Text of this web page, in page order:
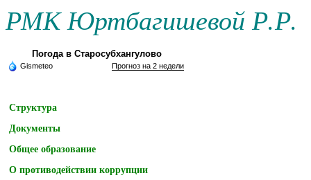
РМК Юртбагишевой Р.Р.
Погода в Старосубхангулово
Gismeteo Прогноз на 2 недели
Структура
Документы
Общее образование
О противодействии коррупции